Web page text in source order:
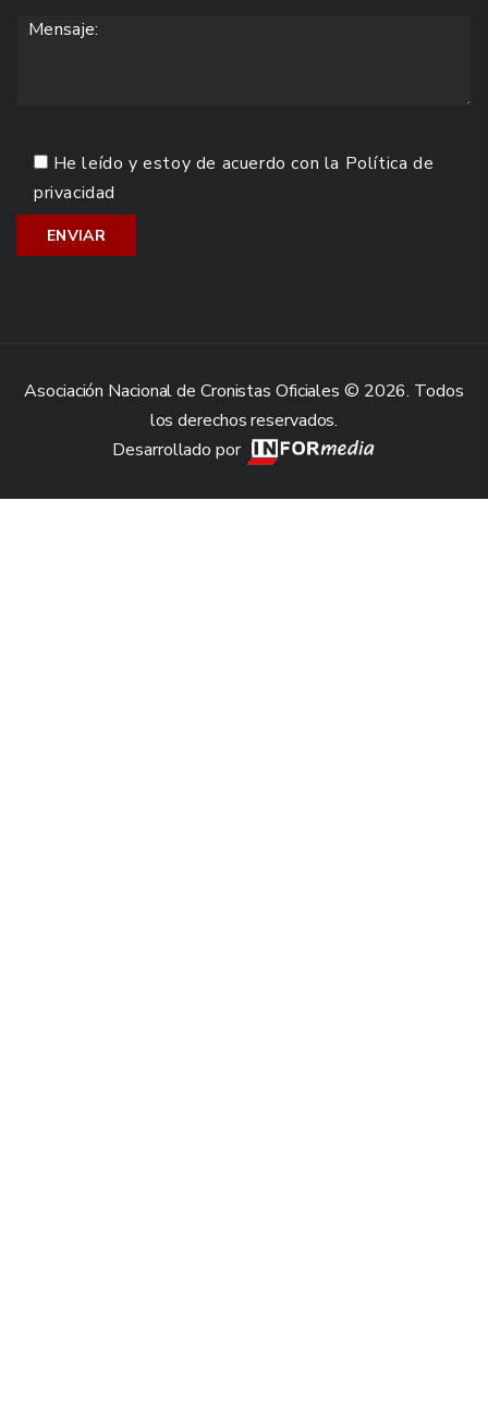
He leído y estoy de acuerdo con la Política de
privacidad
Asociación Nacional de Cronistas Oficiales © 2026. Todos
los derechos reservados.
Desarrollado por